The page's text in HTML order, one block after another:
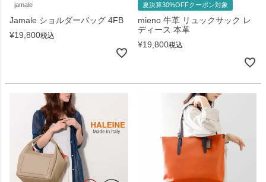
jamale
Jamale ショルダーバッグ 4FB
¥19,800税込
夏決算30%OFFクーポン対象
mieno 牛革 リュックサック レ
ディース 本革
¥19,800税込